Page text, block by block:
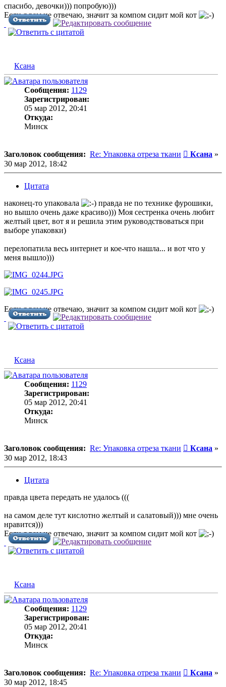
спасибо, девочки))) попробую)))
Если я вам не отвечаю, значит за компом сидит мой кот
Ксана
Сообщения: 1129
Зарегистрирован:
05 мар 2012, 20:41
Откуда:
Минск
Заголовок сообщения: Re: Упаковка отреза ткани Ксана »
30 мар 2012, 18:42
Цитата
наконец-то упаковала
правда не по технике фурошики,
но вышло очень даже красиво))) Моя сестренка очень любит
желтый цвет, вот я и решила этим руководствоваться при
выборе упаковки)
перелопатила весь интернет и кое-что нашла... и вот что у
меня вышло)))
Если я вам не отвечаю, значит за компом сидит мой кот
Ксана
Сообщения: 1129
Зарегистрирован:
05 мар 2012, 20:41
Откуда:
Минск
Заголовок сообщения: Re: Упаковка отреза ткани Ксана »
30 мар 2012, 18:43
Цитата
правда цвета передать не удалось (((
на самом деле тут кислотно желтый и салатовый))) мне очень
нравится)))
Если я вам не отвечаю, значит за компом сидит мой кот
Ксана
Сообщения: 1129
Зарегистрирован:
05 мар 2012, 20:41
Откуда:
Минск
Заголовок сообщения: Re: Упаковка отреза ткани Ксана »
30 мар 2012, 18:45